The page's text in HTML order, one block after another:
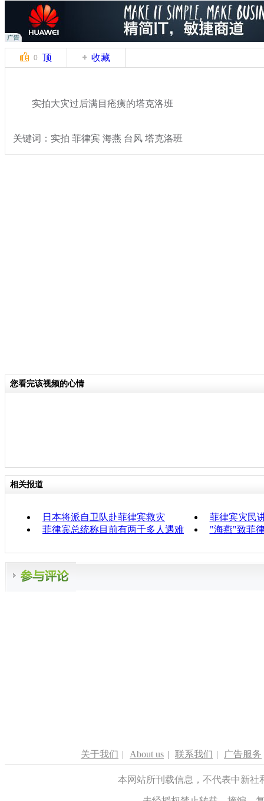
0 顶 收藏
实拍大灾过后满目疮痍的塔克洛班
关键词：实拍 菲律宾 海燕 台风 塔克洛班
您看完该视频的心情
相关报道
日本将派自卫队赴菲律宾救灾
菲律宾灾民
菲律宾总统称目前有两千多人遇难
"海燕"致菲
关于我们 | About us | 联系我们 | 广告服务
本网站所刊载信息，不代表中新